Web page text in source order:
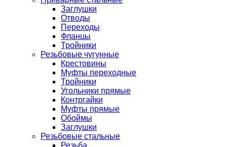
Заглушки
Отводы
Переходы
Фланцы
Тройники
Резьбовые чугунные
Крестовины
Муфты переходные
Тройники
Угольники прямые
Контргайки
Муфты прямые
Обоймы
Заглушки
Резьбовые стальные